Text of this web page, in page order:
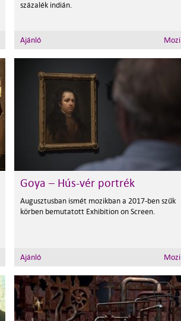
százalék indián.
Ajánló Mozi
Goya – Hús-vér portrék
Augusztusban ismét mozikban a 2017-ben szűk
körben bemutatott Exhibition on Screen.
Ajánló Mozi